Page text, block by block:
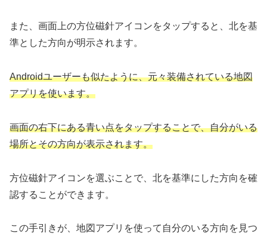
また、画面上の方位磁針アイコンをタップすると、北を基
準とした方向が明示されます。
Androidユーザーも似たように、元々装備されている地図
アプリを使います。
画面の右下にある青い点をタップすることで、自分がいる
場所とその方向が表示されます。
方位磁針アイコンを選ぶことで、北を基準にした方向を確
認することができます。
この手引きが、地図アプリを使って自分のいる方向を見つ